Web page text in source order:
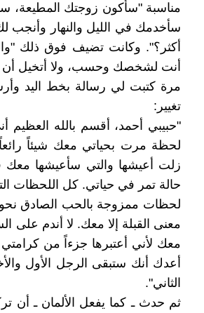
مناسبة "سأكون زوجتك المطيعة،
سأخدمك في الليل والنهار وأنجب
أكثر؟". وكانت تضيف فوق ذلك
أنت لشخصك وحسب، ولا أتخيل
مرة كتبت لي رسالة بخط اليد
تغيير:
"حبيبي أحمد، أقسم بالله العظيم
لحظة مرت بحياتي معك شيئاً
زلت أعيشها والتي سأعيشها
حالة تمر في حياتي. كل اللحظات
لحظات ممزوجة بالحب الصادق
معنى القبلة إلا معك. لا أندم على
معك لأني أعتبرها جزءاً من كرامتي
الثاني".
ثم حدث ـ كما يفعل الألمان ـ